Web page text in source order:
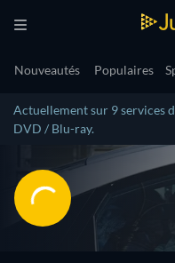
Nouveautés Populaires
Actuellement sur 9 services
DVD / Blu-ray.